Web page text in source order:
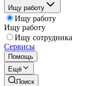
Ищу работу
Ищу работу
Ищу работу
Ищу сотрудника
Сервисы
Помощь
Ещё
Поиск